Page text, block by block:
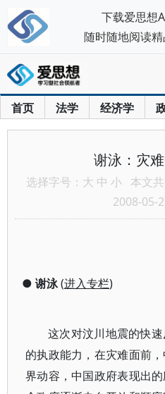
首页 法学 经济学
谢泳：灾
选择字号： 大 中 小 本文
2008-05-
● 谢泳(进入专栏)
这次对汶川地震的快
的执政能力，在灾难面前
界动容，中国政府表现出
下载爱思想
随时随地阅读